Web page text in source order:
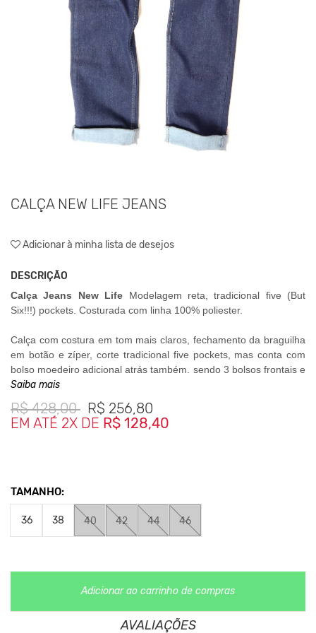
CALÇA NEW LIFE JEANS
Adicionar à minha lista de desejos
DESCRIÇÃO
Calça Jeans New Life Modelagem reta, tradicional five (But
Six!!!) pockets. Costurada com linha 100% poliester.
Calça com costura em tom mais claros, fechamento da braguilha
em botão e zíper, corte tradicional five pockets, mas conta com
bolso moedeiro adicional atrás também, sendo 3 bolsos frontais e
três bolsos traseiros.
Super prática, confortável e com ótimo caimento, ideal para o dia-
a-dia complementando seu look de forma despojada.
08% Elastomultitester
02% Elastano
Medidas da Peça
42 Cintura 42cm / Comprimento 110cm
46 Cintura 46cm / Comprimento 111cm
Saiba mais
R$ 428,00 R$ 256,80
EM ATÉ 2X DE R$ 128,40
TAMANHO:
36 38 40 42 44 46
Adicionar ao carrinho de compras
AVALIAÇÕES